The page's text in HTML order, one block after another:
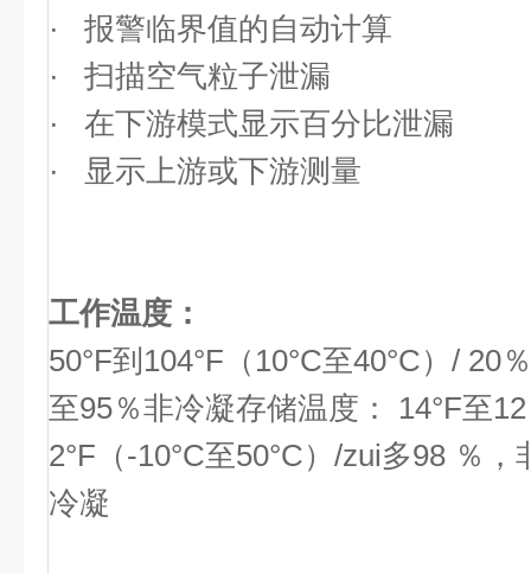
· 报警临界值的自动计算
· 扫描空气粒子泄漏
· 在下游模式显示百分比泄漏
· 显示上游或下游测量
工作温度：
50°F到104°F（10°C至40°C）/ 20％
至95％非冷凝存储温度： 14°F至12
2°F（-10°C至50°C）/zui多98 ％，
冷凝